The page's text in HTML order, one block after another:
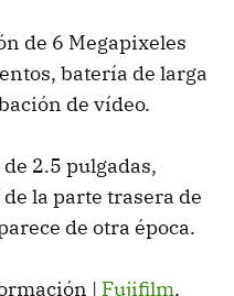
de 6 Megapixeles
batería de larga
de vídeo.
2.5 pulgadas,
la parte trasera de
de otra época.
| Fujifilm.